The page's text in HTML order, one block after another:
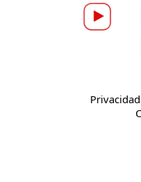
Privacidad